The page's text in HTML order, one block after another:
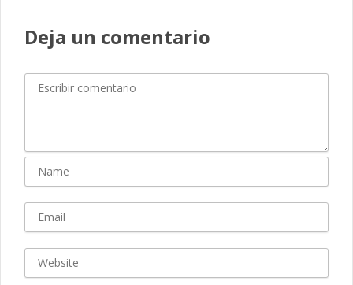
Deja un comentario